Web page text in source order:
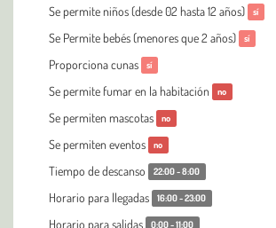
Se permite niños (desde 02 hasta 12 años) sí
Se Permite bebés (menores que 2 años) sí
Proporciona cunas sí
Se permite fumar en la habitación no
Se permiten mascotas no
Se permiten eventos no
Tiempo de descanso 22:00 - 8:00
Horario para llegadas 16:00 - 23:00
Horario para salidas 0:00 - 11:00